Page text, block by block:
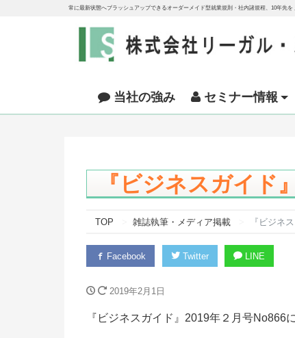
常に最新状態へブラッシュアップできるオーダーメイド型就業規則・社内諸規程、10年先
当社の強み セミナー情報
『ビジネスガイド
TOP 雑誌執筆・メディア掲載 『ビジネ
Facebook Twitter LINE
2019年2月1日
『ビジネスガイド』2019年２月号No866